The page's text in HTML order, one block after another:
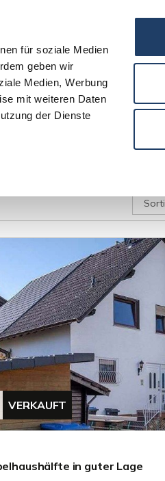
für soziale Medien
geben wir
Medien, Werbung
mit weiteren Daten
der Dienste
VERKAUFT
in guter Lage